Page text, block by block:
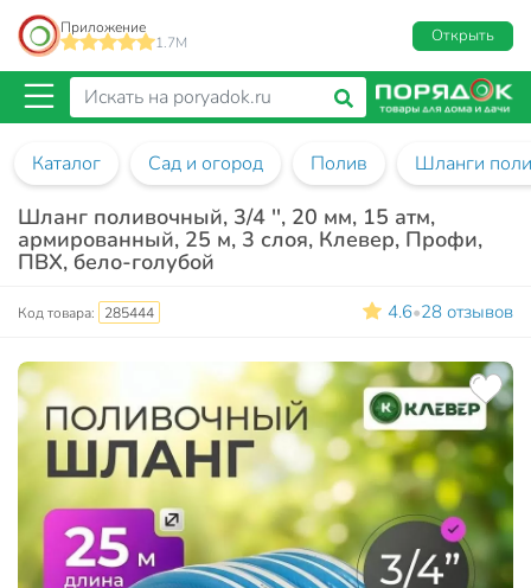
Приложение
1.7M
Открыть
Каталог Сад и огород Полив Шланги
Шланг поливочный, 3/4 '', 20 мм, 15 атм,
армированный, 25 м, 3 слоя, Клевер, Профи,
ПВХ, бело-голубой
Код товара: 285444 4.6•28 отзывов